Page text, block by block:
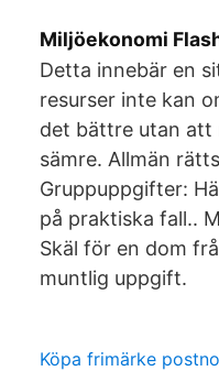
Miljöekonomi
Detta innebär en
resurser inte kan
det bättre utan att
sämre. Allmän
Gruppuppgifter:
på praktiska fall..
Skäl för en dom
muntlig uppgift.
Köpa frimärke